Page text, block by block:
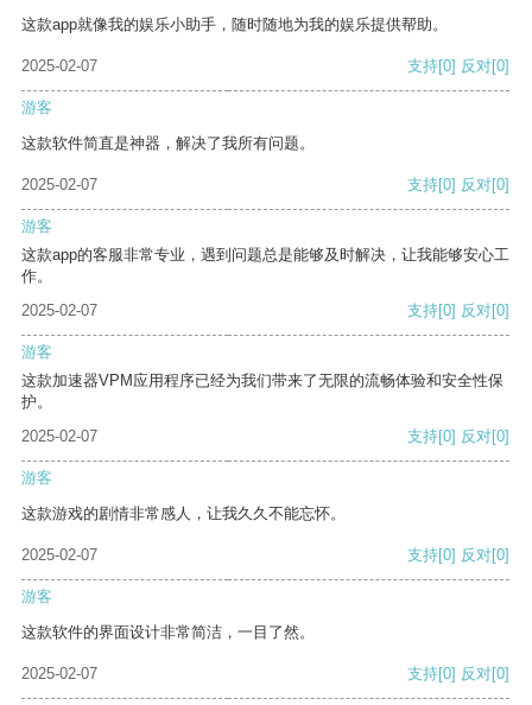
这款app就像我的娱乐小助手，随时随地为我的娱乐提供帮助。
2025-02-07 支持[0] 反对[0]
游客
这款软件简直是神器，解决了我所有问题。
2025-02-07 支持[0] 反对[0]
游客
这款app的客服非常专业，遇到问题总是能够及时解决，让我能够安心工
作。
2025-02-07
支持[0] 反对[0]
游客
这款加速器VPM应用程序已经为我们带来了无限的流畅体验和安全性保
护。
2025-02-07
支持[0] 反对[0]
游客
这款游戏的剧情非常感人，让我久久不能忘怀。
2025-02-07 支持[0] 反对[0]
游客
这款软件的界面设计非常简洁，一目了然。
2025-02-07 支持[0] 反对[0]